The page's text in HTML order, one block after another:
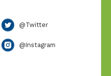
@Twitter
@Instagram